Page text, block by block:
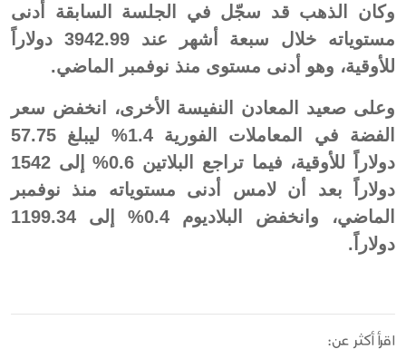
وكان الذهب قد سجّل في الجلسة السابقة أدنى
مستوياته خلال سبعة أشهر عند 3942.99 دولاراً
للأوقية، وهو أدنى مستوى منذ نوفمبر الماضي.
وعلى صعيد المعادن النفيسة الأخرى، انخفض سعر
الفضة في المعاملات الفورية 1.4% ليبلغ 57.75
دولاراً للأوقية، فيما تراجع البلاتين 0.6% إلى 1542
دولاراً بعد أن لامس أدنى مستوياته منذ نوفمبر
الماضي، وانخفض البلاديوم 0.4% إلى 1199.34
دولاراً.
اقرأ أكثر عن: